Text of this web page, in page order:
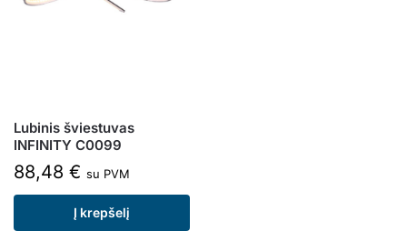
Lubinis šviestuvas
INFINITY C0099
88,48 € su PVM
Į krepšelį